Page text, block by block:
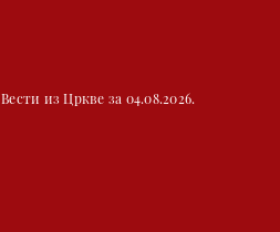
Вести из Цркве за 04.08.2026.